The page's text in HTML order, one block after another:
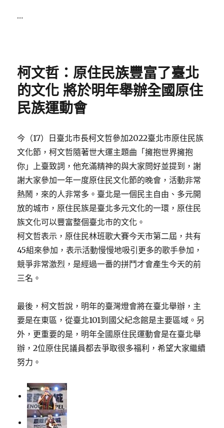
…
柯文哲：原住民族豐富了臺北
的文化 將於明年舉辦全國原住
民族運動會
今（17）日臺北市長柯文哲參加2022臺北市原住民族
文化節，柯文哲隨著世大運主題曲「擁抱世界擁抱
你」上臺致詞，他充滿精神的與大家問好並提到，謝
謝大家參加一年一度原住民文化節的晚會，活動非常
熱鬧，來的人非常多。臺北是一個民主自由、多元開
放的城市，原住民族是臺北多元文化的一環，原住民
族文化可以豐富整個臺北市的文化。
柯文哲表示，原住民林班歌大賽今天市第二屆，共有
45組來參加，表示活動慢慢地吸引更多的歌手參加，
競爭非常激烈，是經過一番的拼鬥才會產生今天的前
三名。
最後，柯文哲說，明年的臺灣燈會將在臺北舉辦，主
要是在東區，從臺北101到國父紀念館是主要區域。另
外，更重要的是，明年全國原住民運動會是在臺北舉
辦，2位原住民議員都去爭取很多福利，希望大家繼續
努力。